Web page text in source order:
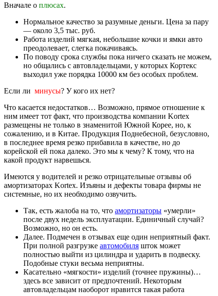
Вначале о плюсах.
Нормальное качество за разумные деньги. Цена за пару
— около 3,5 тыс. руб.
Работа изделий мягкая, небольшие кочки и ямки авто
преодолевает, слегка покачиваясь.
По поводу срока службы пока ничего сказать не можем,
но общались с автовладельцами, у которых Кортекс
выходил уже порядка 10000 км без особых проблем.
Если ли минусы? У кого их нет?
Что касается недостатков… Возможно, прямое отношение к
ним имеет тот факт, что производства компании Kortex
размещены не только в знаменитой Южной Корее, но, к
сожалению, и в Китае. Продукция Поднебесной, безусловно,
в последнее время резко прибавила в качестве, но до
корейской ей пока далеко. Это мы к чему? К тому, что на
какой продукт нарвешься.
Имеются у водителей и резко отрицательные отзывы об
амортизаторах Kortex. Изъяны и дефекты товара фирмы не
системные, но их необходимо озвучить.
Так, есть жалоба на то, что амортизаторы «умерли»
после двух недель эксплуатации. Единичный случай?
Возможно, но он есть.
Далее. Подмечен в отзывах еще один неприятный факт.
При полной разгрузке автомобиля шток может
полностью выйти из цилиндра и ударить в подвеску.
Подобные стуки весьма неприятны.
Касательно «мягкости» изделий (точнее пружины)…
здесь все зависит от предпочтений. Некоторым
автовладельцам наоборот нравится такая работа